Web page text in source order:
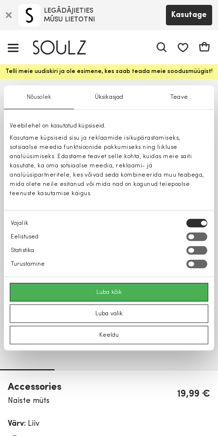
Nõusolek Üksikasjad Teave
Veebilehel on kasutatud küpsiseid.
Kasutame küpsiseid sisu ja reklaamide isikupärastamiseks,
sotsiaalse meedia funktsioonide pakkumiseks ning liikluse
analüüsimiseks. Edastame teavet selle kohta, kuidas meie saiti
kasutate, ka oma sotsiaalse meedia, reklaami- ja
analüüsipartneritele, kes võivad seda kombineerida muu teabega,
mida olete neile esitanud või mida nad on kogunud teiepoolse
teenuste kasutamise käigus.
Nõusoleku
valik
Vajalik
Eelistused
Statistika
Turustamine
Luba kõik
Luba valik
Keeldu
LEGĀDĀJIETIES
MŪSU LIETOTNI
Kasutage
Telli meie uudiskiri ja ole esimene, kes saab teada meie soodusmüügist!
Accessories
Naiste müts
19,99 €
Värv: Liiv